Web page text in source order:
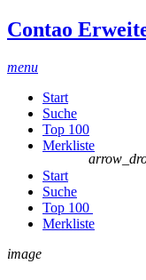
Contao
menu
Start
Suche
Top 100
Merkliste
Start
Suche
Top 100
Merkliste
image